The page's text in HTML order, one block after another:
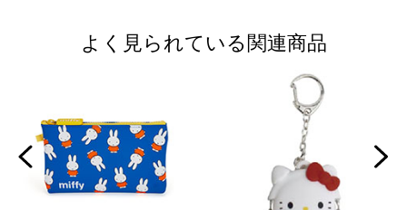
よく見られている関連商品